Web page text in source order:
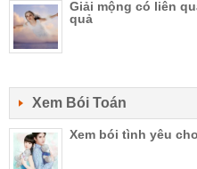
Giải mộng có liên
quả
Xem Bói Toán
Xem bói tình yêu